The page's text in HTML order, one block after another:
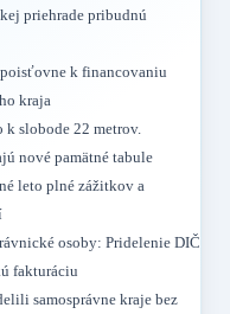
priehrade pribudnú
k financovaniu
kraja
slobode 22 metrov.
nové pamätné tabule
leto plné zážitkov a
osoby: Pridelenie DIČ
fakturáciu
samosprávne kraje bez